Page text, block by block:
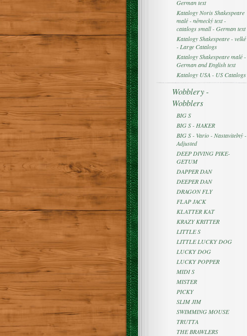
German text
Katalogy Noris Shakespeare
malé - německý text -
catalogs small - German text
Katalogy Shakespeare - velké
- Large Catalogs
Katalogy Shakespeare malé -
German and English text
Katalogy USA - US Catalogs
Wobblery -
Wobblers
BIG S
BIG S - HAKER
BIG S - Vario - Nastavitelný -
Adjusted
DEEP DIVING PIKE-
GETUM
DAPPER DAN
DEEPER DAN
DRAGON FLY
FLAP JACK
KLATTER KAT
KRAZY KRITTER
LITTLE S
LITTLE LUCKY DOG
LUCKY DOG
LUCKY POPPER
MIDI S
MISTER
PICKY
SLIM JIM
SWIMMING MOUSE
TRUTTA
THE BRAWLERS